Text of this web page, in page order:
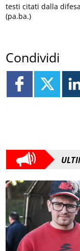
testi citati dalla
(pa.ba.)
Condividi